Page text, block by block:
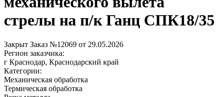
стрелы на п/к Ганц СПК18/35
Закрыт Заказ №12069 от 29.05.2026
Регион заказчика:
г Краснодар, Краснодарский край
Категории:
Механическая обработка
Термическая обработка